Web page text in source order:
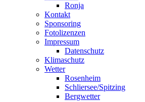
Ronja
Kontakt
Sponsoring
Fotolizenzen
Impressum
Datenschutz
Klimaschutz
Wetter
Rosenheim
Schliersee/Spitzing
Bergwetter